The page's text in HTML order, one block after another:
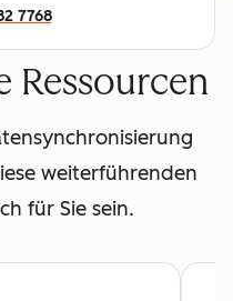
7768
Ressourcen
weiterführenden
für Sie sein.